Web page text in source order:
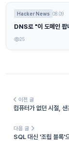
Hacker News 08.09
DNS로 "이 도메인
25
이전 글
컴퓨터가 없던 시절,
다음 글
SQL 대신 '조립 블록'